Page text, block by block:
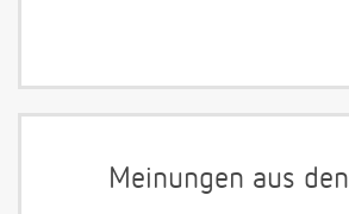
Meinungen aus